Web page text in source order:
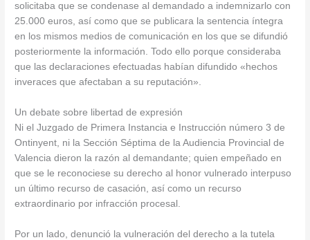
solicitaba que se condenase al demandado a indemnizarlo con
25.000 euros, así como que se publicara la sentencia íntegra
en los mismos medios de comunicación en los que se difundió
posteriormente la información. Todo ello porque consideraba
que las declaraciones efectuadas habían difundido «hechos
inveraces que afectaban a su reputación».
Un debate sobre libertad de expresión
Ni el Juzgado de Primera Instancia e Instrucción número 3 de
Ontinyent, ni la Sección Séptima de la Audiencia Provincial de
Valencia dieron la razón al demandante; quien empeñado en
que se le reconociese su derecho al honor vulnerado interpuso
un último recurso de casación, así como un recurso
extraordinario por infracción procesal.
Por un lado, denunció la vulneración del derecho a la tutela